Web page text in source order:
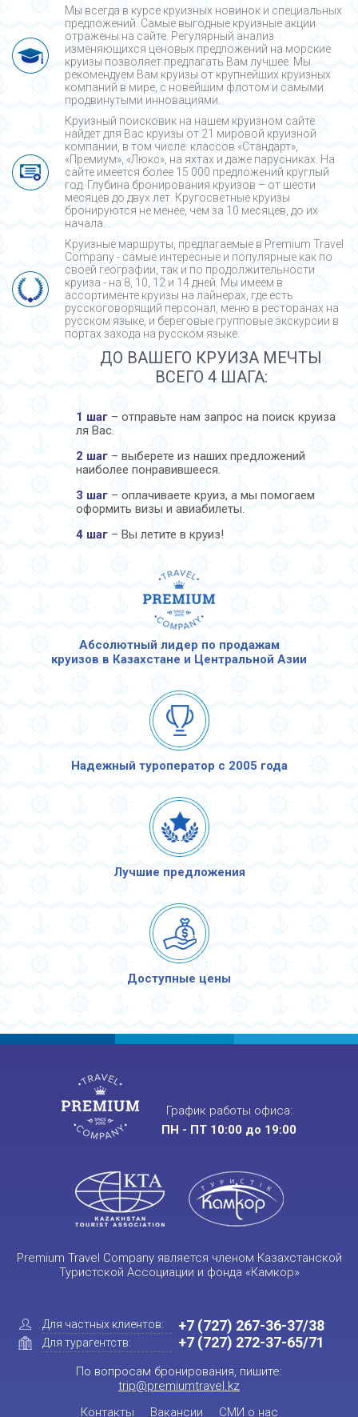
Мы всегда в курсе круизных новинок и специальных
предложений. Самые выгодные круизные акции
отражены на сайте. Регулярный анализ
изменяющихся ценовых предложений на морские
круизы позволяет предлагать Вам лучшее. Мы
рекомендуем Вам круизы от крупнейших круизных
компаний в мире, с новейшим флотом и самыми
продвинутыми инновациями.
Круизный поисковик на нашем круизном сайте
найдет для Вас круизы от 21 мировой круизной
компании, в том числе: классов «Стандарт»,
«Премиум», «Люкс», на яхтах и даже парусниках. На
сайте имеется более 15 000 предложений круглый
год. Глубина бронирования круизов – от шести
месяцев до двух лет. Кругосветные круизы
бронируются не менее, чем за 10 месяцев, до их
начала.
Круизные маршруты, предлагаемые в Premium Travel
Company - cамые интересные и популярные как по
своей географии, так и по продолжительности
круиза - на 8, 10, 12 и 14 дней. Мы имеем в
ассортименте круизы на лайнерах, где есть
русскоговорящий персонал, меню в ресторанах на
русском языке, и береговые групповые экскурсии в
портах захода на русском языке.
ДО ВАШЕГО КРУИЗА МЕЧТЫ
ВСЕГО 4 ШАГА:
1 шаг – отправьте нам запрос на поиск круиза
ля Вас.
2 шаг – выберете из наших предложений
наиболее понравившееся.
3 шаг – оплачиваете круиз, а мы помогаем
оформить визы и авиабилеты.
4 шаг – Вы летите в круиз!
Абсолютный лидер по продажам
круизов в Казахстане и Центральной Азии
Надежный туроператор с 2005 года
Лучшие предложения
Доступные цены
График работы офиса:
ПН - ПТ 10:00 до 19:00
Premium Travel Company является членом Казахстанской
Туристской Ассоциации и фонда «Камкор»
Для частных клиентов:
Для турагентств:
+7 (727) 267-36-37/38
+7 (727) 272-37-65/71
По вопросам бронирования, пишите:
trip@premiumtravel.kz
Контакты
Вакансии СМИ о нас